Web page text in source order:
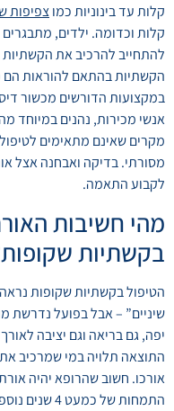
קלות עד בינוניות כמוצפיפות
קלות וכדומה. ילדים,
הקשתיות בהתאם להוראות הם
במקצועות הדורשים מכשור
אנשי מכירות, נהנים במיוחד
מקרים שאינם מתאימים
מסורתי. בדיקה ואבחנה אצל
לקבוע התאמה.
מהי חשיבות
בקשתיות
הטיפול בקשתיות שקופות
שיניים” – אבל בפועל נדרשת
יפה, גם בריאה וגם יציבה
התוצאה תלויה במי שמרכיב
אורכו. חשוב שהרופא יהיה
התמחות של